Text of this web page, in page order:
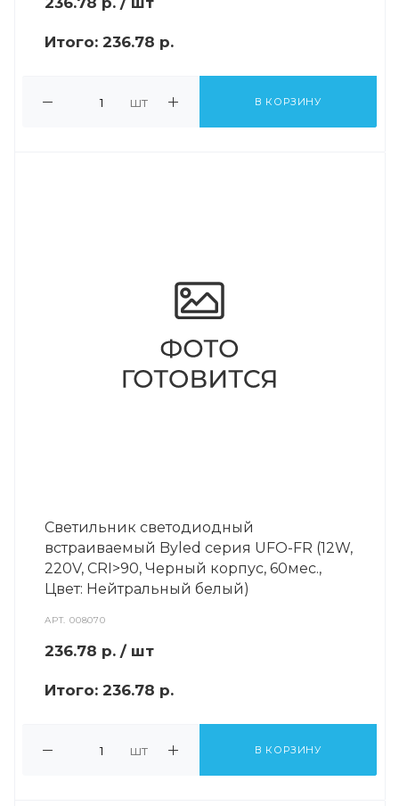
Итого: 236.78 р.
шт В КОРЗИНУ
Светильник светодиодный
встраиваемый Byled серия UFO-FR (12W,
220V, CRI>90, Черный корпус, 60мес.,
Цвет: Нейтральный белый)
АРТ.008070
236.78 р. / шт
Итого: 236.78 р.
шт В КОРЗИНУ